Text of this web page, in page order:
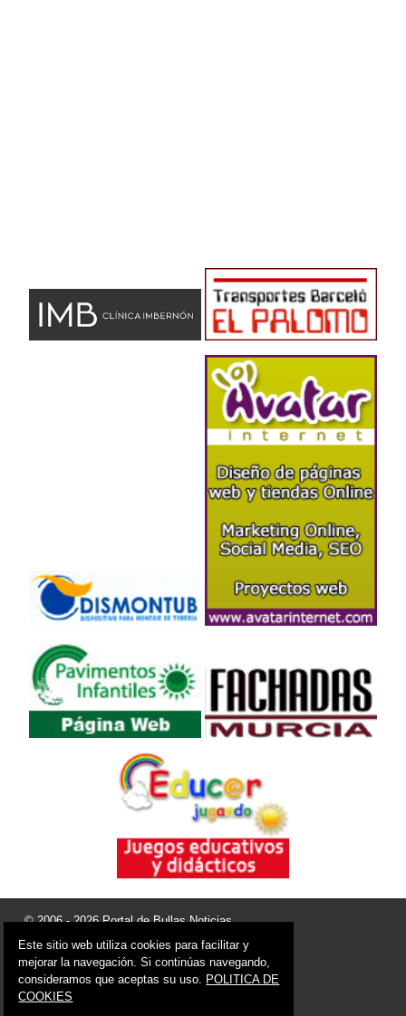
© 2006 - 2026 Portal de Bullas Noticias
Síguenos en:
Este sitio web utiliza cookies para facilitar y
mejorar la navegación. Si continúas navegando,
consideramos que aceptas su uso. POLITICA DE
COOKIES